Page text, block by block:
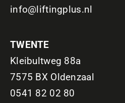
info@liftingplus.nl
TWENTE
Kleibultweg 88a
7575 BX Oldenzaal
0541 82 02 80